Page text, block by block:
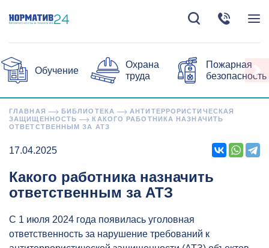
Обучение
Охрана
труда
Пожарная
безопасность
ГЛАВНАЯ БИБЛИОТЕКА
АНТИТЕРРОРИСТИЧЕСКАЯ
ЗАЩИЩЕННОСТЬ
КАКОГО РАБОТНИКА НАЗНАЧИТЬ
ОТВЕТСТВЕННЫМ ЗА АТЗ
17.04.2025
Какого работника назначить
ответственным за АТЗ
С 1 июля 2024 года появилась уголовная
ответственность за нарушение требований к